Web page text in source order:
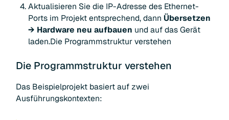
Aktualisieren Sie die IP-Adresse des Ethernet-
Ports im Projekt entsprechend, dann Übersetzen
→ Hardware neu aufbauen und auf das Gerät
laden.Die Programmstruktur verstehen
Die Programmstruktur verstehen
Das Beispielprojekt basiert auf zwei
Ausführungskontexten: